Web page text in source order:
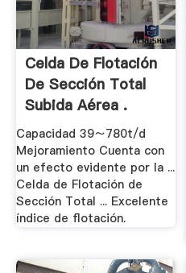
Celda De Flotación
De Sección Total
Subida Aérea .
Capacidad 39～780t/d
Mejoramiento Cuenta con
un efecto evidente por la ...
Celda de Flotación de
Sección Total ... Excelente
índice de flotación.